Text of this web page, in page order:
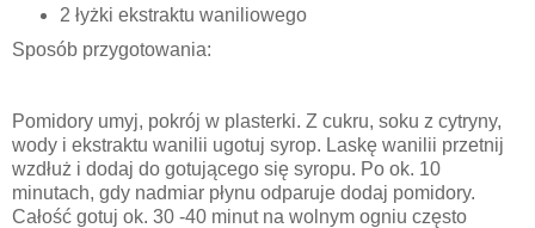
2 łyżki ekstraktu waniliowego
Sposób przygotowania:
Pomidory umyj, pokrój w plasterki. Z cukru, soku z cytryny,
wody i ekstraktu wanilii ugotuj syrop. Laskę wanilii przetnij
wzdłuż i dodaj do gotującego się syropu. Po ok. 10
minutach, gdy nadmiar płynu odparuje dodaj pomidory.
Całość gotuj ok. 30 -40 minut na wolnym ogniu często